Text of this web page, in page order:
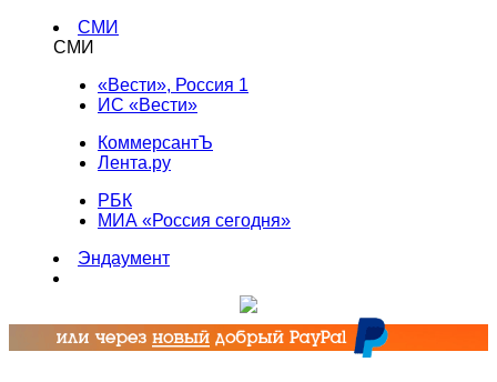
СМИ
СМИ
«Вести», Россия 1
ИС «Вести»
КоммерсантЪ
Лента.ру
РБК
МИА «Россия сегодня»
Эндаумент